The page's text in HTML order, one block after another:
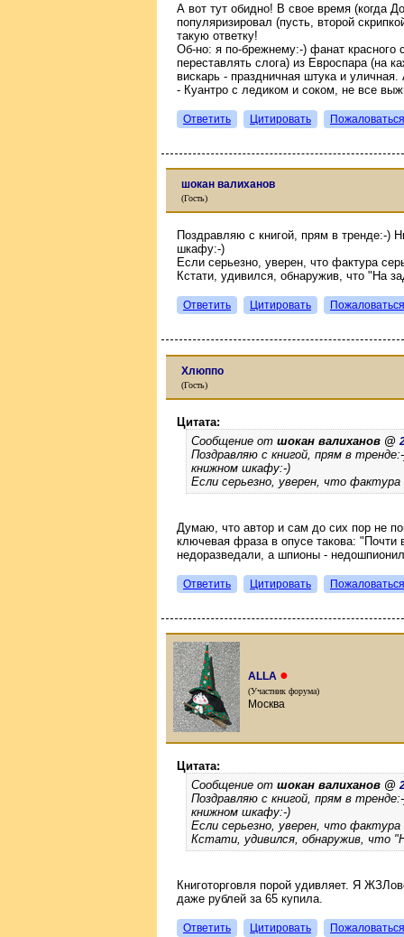
А вот тут обидно! В свое время (когда
популяризировал (пусть, второй
такую ответку!
Об-но: я по-брежнему:-) фанат красного
переставлять слога) из Евроспара (на
вискарь - праздничная штука и
- Куантро с ледиком и соком, не все
Ответить Цитировать Пожаловаться
шокан валиханов
(Гость)
Поздравляю с книгой, прям в тренде:-)
шкафу:-)
Если серьезно, уверен, что фактура
Кстати, удивился, обнаружив, что "На
Ответить Цитировать Пожаловаться
Хлюппо
(Гость)
Цитата:
Сообщение от шокан валиханов @
Поздравляю с книгой, прям в
книжном шкафу:-)
Если серьезно, уверен, что фактура
Думаю, что автор и сам до сих пор не
ключевая фраза в опусе такова: "Почти
недоразведали, а шпионы -
Ответить Цитировать Пожаловаться
ALLA ●
(Участник форума)
Москва
Цитата:
Сообщение от шокан валиханов @
Поздравляю с книгой, прям в
книжном шкафу:-)
Если серьезно, уверен, что фактура
Кстати, удивился, обнаружив, что
Книготорговля порой удивляет. Я
даже рублей за 65 купила.
Ответить Цитировать Пожаловаться